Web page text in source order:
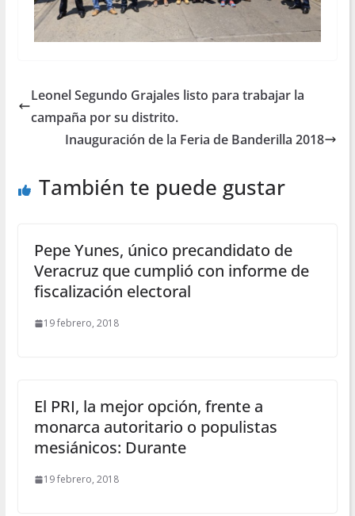
Leonel Segundo Grajales listo para trabajar la
campaña por su distrito.
Inauguración de la Feria de Banderilla 2018
También te puede gustar
Pepe Yunes, único precandidato de
Veracruz que cumplió con informe de
fiscalización electoral
19 febrero, 2018
El PRI, la mejor opción, frente a
monarca autoritario o populistas
mesiánicos: Durante
19 febrero, 2018